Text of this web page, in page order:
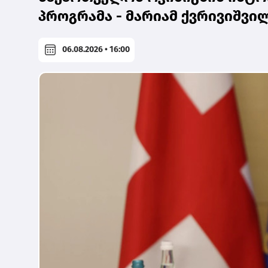
პროგრამა - მარიამ
06.08.2026 • 16:00